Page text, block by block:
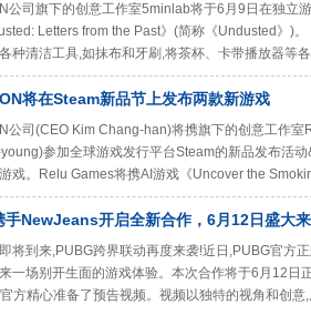
公司旗下的创意工作室5minlab将于6月9日在独
Letters from the Past》(简称《Undusted》)
种清洁工具,如抹布和牙刷,将茶杯、卡带播放器等
将在Steam新品节上发布两款新游戏
公司(CEO Kim Chang-han)将携旗下的创意工作
参加全球游戏发行平台Steam的新品发布活
戏。Relu Games将携AI游戏《Uncover the
手NewJeans开启全新合作，6月12日盛大来
将到来,PUBG跨界联动再度来袭!近日,PUBG官方
一场别开生面的游戏体验。本次合作将于6月12
方精心准备了预告视频。视频以独特的视角和创意